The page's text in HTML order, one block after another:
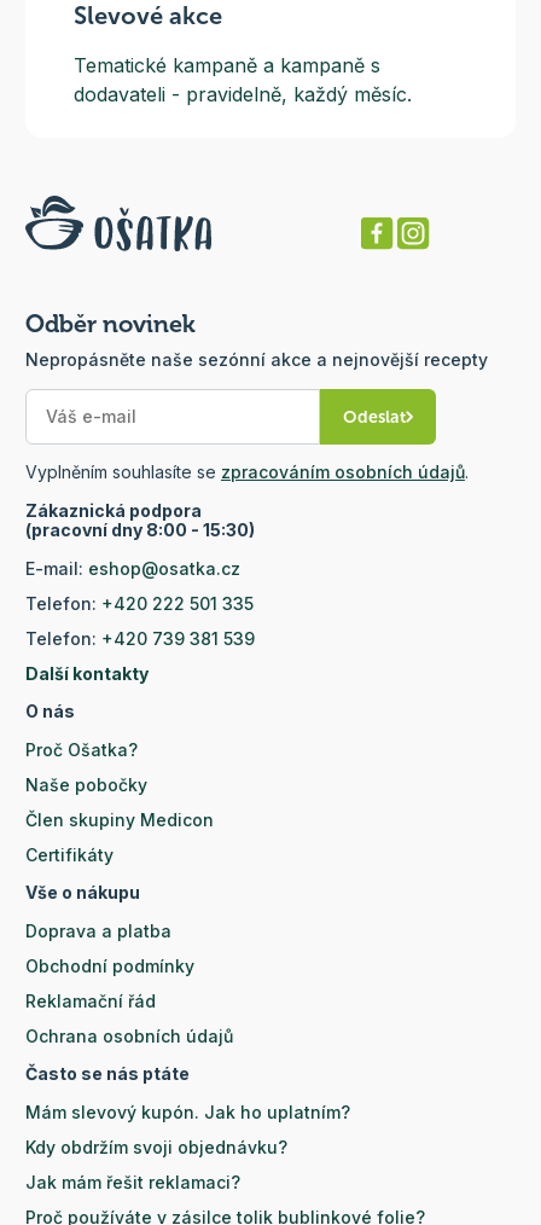
Slevové akce
Tematické kampaně a kampaně s
dodavateli - pravidelně, každý měsíc.
Odběr novinek
Nepropásněte naše sezónní akce a nejnovější recepty
Odeslat
Vyplněním souhlasíte se zpracováním osobních údajů.
Zákaznická podpora
(pracovní dny 8:00 - 15:30)
E-mail: eshop@osatka.cz
Telefon: +420 222 501 335
Telefon: +420 739 381 539
Další kontakty
O nás
Proč Ošatka?
Naše pobočky
Člen skupiny Medicon
Certifikáty
Vše o nákupu
Doprava a platba
Obchodní podmínky
Reklamační řád
Ochrana osobních údajů
Často se nás ptáte
Mám slevový kupón. Jak ho uplatním?
Kdy obdržím svoji objednávku?
Jak mám řešit reklamaci?
Proč používáte v zásilce tolik bublinkové folie?